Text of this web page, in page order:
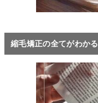
縮毛矯正の全てがわかる